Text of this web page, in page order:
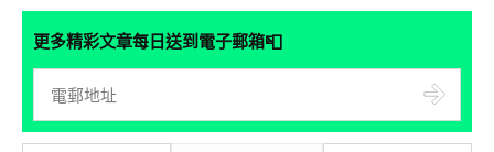
更多精彩文章每日送到電子郵箱📮